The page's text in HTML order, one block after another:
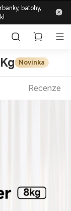
batohy,
Novinka
Recenze